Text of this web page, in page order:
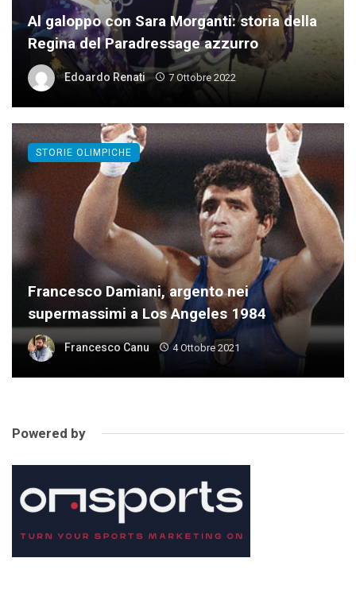
Al galoppo con Sara Morganti: storia della
Regina del Paradressage azzurro
Edoardo Renati 7 Ottobre 2022
Francesco Damiani, argento nei
supermassimi a Los Angeles 1984
Francesco Canu 4 Ottobre 2021
STORIE OLIMPICHE
Powered by